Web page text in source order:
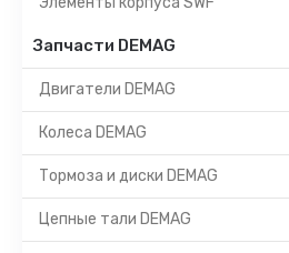
Запчасти DEMAG
Двигатели DEMAG
Колеса DEMAG
Тормоза и диски DEMAG
Цепные тали DEMAG